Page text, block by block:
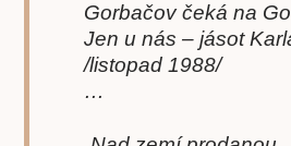
Gorbačov čeká na
Jen u nás – jásot
/listopad 1988/
…